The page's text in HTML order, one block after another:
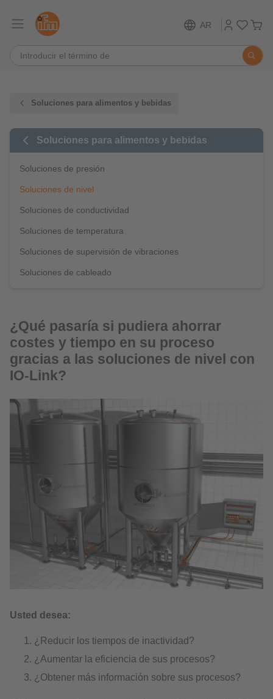
AR
Soluciones para alimentos y bebidas
Soluciones para alimentos y bebidas
Soluciones de presión
Soluciones de nivel
Soluciones de conductividad
Soluciones de temperatura
Soluciones de supervisión de vibraciones
Soluciones de cableado
¿Qué pasaría si pudiera ahorrar
costes y tiempo en su proceso
gracias a las soluciones de nivel con
IO-Link?
Usted desea:
¿Reducir los tiempos de inactividad?
¿Aumentar la eficiencia de sus procesos?
¿Obtener más información sobre sus procesos?